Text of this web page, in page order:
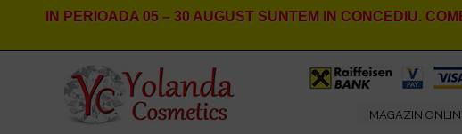
IN PERIOADA05 – 30 AUGUST SUNTEM IN CONCEDIU.
MAGAZIN